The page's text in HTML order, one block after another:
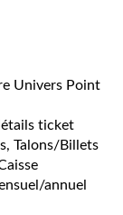
Univers Point
ticket
Talons/Billets
annuel